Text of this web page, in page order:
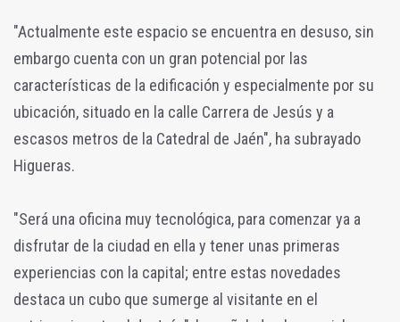
"Actualmente este espacio se encuentra en desuso, sin
embargo cuenta con un gran potencial por las
características de la edificación y especialmente por su
ubicación, situado en la calle Carrera de Jesús y a
escasos metros de la Catedral de Jaén", ha subrayado
Higueras.
"Será una oficina muy tecnológica, para comenzar ya a
disfrutar de la ciudad en ella y tener unas primeras
experiencias con la capital; entre estas novedades
destaca un cubo que sumerge al visitante en el